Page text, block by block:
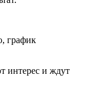
график
интерес и ждут